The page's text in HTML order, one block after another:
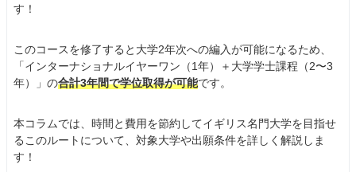
す！
このコースを修了すると大学2年次への編入が可能になるため、
「インターナショナルイヤーワン（1年）＋大学学士課程（2〜3
年）」の合計3年間で学位取得が可能です。
本コラムでは、時間と費用を節約してイギリス名門大学を目指せ
るこのルートについて、対象大学や出願条件を詳しく解説しま
す！